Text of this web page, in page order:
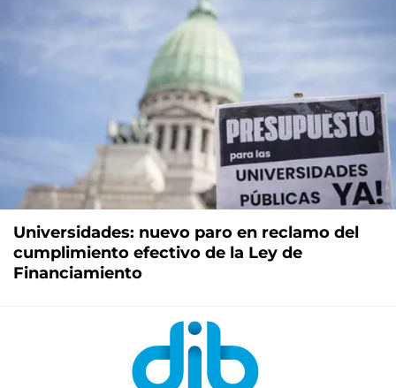
Universidades: nuevo paro en reclamo del
cumplimiento efectivo de la Ley de
Financiamiento